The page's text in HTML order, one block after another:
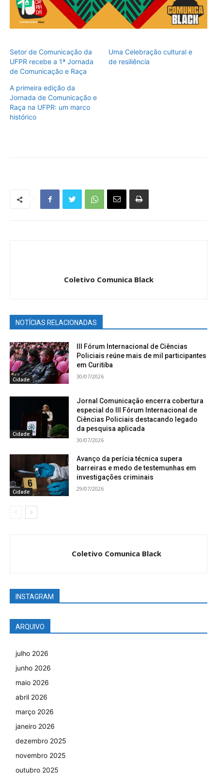
Setor de Comunicação da
UFPR recebe a 1ª Jornada
de Comunicação e Raça
Uma Celebração cultural e
de resiliência
A primeira edição da
Jornada de Comunicação e
Raça na UFPR: um marco
histórico
Coletivo Comunica Black
NOTÍCIAS RELACIONADAS
Cidade
III Fórum Internacional de Ciências
Policiais reúne mais de mil participantes
em Curitiba
30/07/2026
Cidade
Jornal Comunicação encerra cobertura
especial do III Fórum Internacional de
Ciências Policiais destacando legado
da pesquisa aplicada
30/07/2026
Cidade
Avanço da perícia técnica supera
barreiras e medo de testemunhas em
investigações criminais
29/07/2026
Coletivo Comunica Black
INSTAGRAM
ARQUIVO
julho 2026
junho 2026
maio 2026
abril 2026
março 2026
janeiro 2026
dezembro 2025
novembro 2025
outubro 2025